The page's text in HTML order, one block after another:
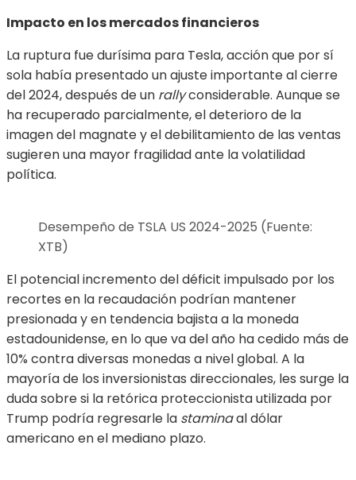
Impacto en los mercados financieros
La ruptura fue durísima para Tesla, acción que por sí
sola había presentado un ajuste importante al cierre
del 2024, después de un rallyconsiderable. Aunque se
ha recuperado parcialmente, el deterioro de la
imagen del magnate y el debilitamiento de las ventas
sugieren una mayor fragilidad ante la volatilidad
política.
Desempeño de TSLA US 2024-2025 (Fuente:
XTB)
El potencial incremento del déficit impulsado por los
recortes en la recaudación podrían mantener
presionada y en tendencia bajista a la moneda
estadounidense, en lo que va del año ha cedido más de
10% contra diversas monedas a nivel global. A la
mayoría de los inversionistas direccionales, les surge la
duda sobre si la retórica proteccionista utilizada por
Trump podría regresarle la staminaal dólar
americano en el mediano plazo.